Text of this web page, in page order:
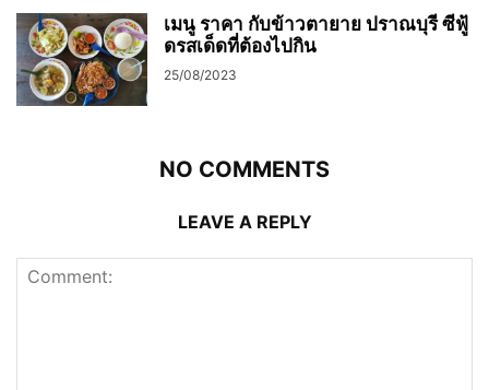
เมนู ราคา กับข้าวตายาย ปราณบุรี ซีฟู้
ดรสเด็ดที่ต้องไปกิน
25/08/2023
NO COMMENTS
LEAVE A REPLY